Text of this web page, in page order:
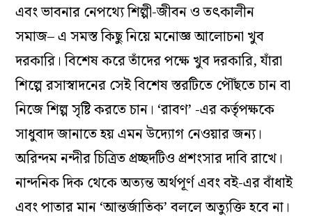
এবং ভাবনার নেপথ‌্যে শিল্পী-জীবন ও তৎকালীন
সমাজ– এ সমস্ত কিছু নিয়ে মনোজ্ঞ আলোচনা খুব
দরকারি। বিশেষ করে তাঁদের পক্ষে খুব দরকারি, যাঁরা
শিল্পে রসাস্বাদনের সেই বিশেষ স্তরটিতে পৌঁছতে চান বা
নিজে শিল্প সৃষ্টি করতে চান। ‘রাবণ’ -এর কর্তৃপক্ষকে
সাধুবাদ জানাতে হয় এমন উদ‌্যোগ নেওয়ার জন‌্য।
অরিন্দম নন্দীর চিত্রিত প্রচ্ছদটিও প্রশংসার দাবি রাখে।
নান্দনিক দিক থেকে অত‌্যন্ত অর্থপূর্ণ এবং বই-এর বাঁধাই
এবং পাতার মান ‘আন্তর্জাতিক’ বললে অত‌্যুক্তি হবে না।